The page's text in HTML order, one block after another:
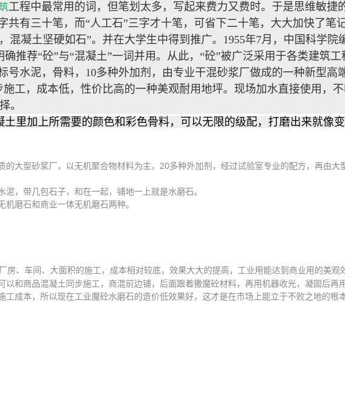
工程中最常用的词，但笔划太多，写起来费力又费时。于是思维敏捷
共有三十笔，而“人工石”三字才十笔，可省下二十笔，大大加快了笔
混凝土坚硬如石”。并在大学生中得到推广。1955年7月，中国科学
推荐“砼”与“混凝土”一词并用。从此，“砼”被广泛采用于各类建筑工
号水泥，骨料，10多种外加剂，由专业干混砂浆厂做成的一种新型
施工，成本低，性价比高的一种美观耐用地坪。现场加水直接使用，
。
土里加上所需要的颜色和彩色骨料，可以无限的级配，打磨出来就像
的大型砂浆厂，以无机聚合物材料为主，20多种外加剂，经过试验室专业的配方，再由
泥，带几包石子，和在一起，铺地一上就是水磨石。
机磨石和商业一体无机磨石两种。
房、车间、大面积的施工，成本相对较底，效果大大的提高，工业用能达到商业用的美观
以和商品混凝土同步施工，商混前边铺，后面跟着撒魔砼材料，再用机器收光，凝固后
工成本，所以现在工业魔砼水磨石的造价低效果好，这才是在市场上能立于不败之地的根